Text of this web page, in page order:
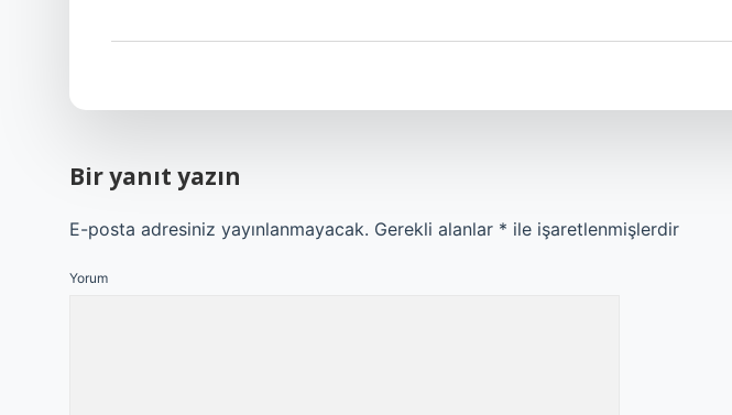
Bir yanıt yazın
E-posta adresiniz yayınlanmayacak. Gerekli alanlar * ile işaretlenmişlerdir
Yorum